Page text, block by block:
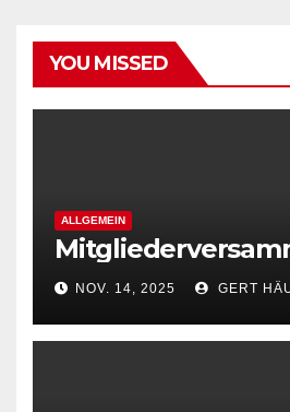
YOU MISSED
ALLGEMEIN
NOV. 14, 2025 GERT